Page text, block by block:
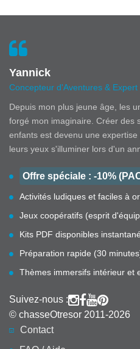
Yannick
Concepteur d'Aventures &
Depuis mon plus jeune âge, les
forgé mon imaginaire. Créer des
enfants est devenu une
leurs yeux s'illuminer lors d'un
Offre spéciale : -10%
Activités ludiques et faciles à
Jeux coopératifs (esprit
Kits PDF disponibles
Préparation rapide (30
Thèmes immersifs intérieur et
Suivez-nous :
© chasseOtresor 2011-2026
Contact